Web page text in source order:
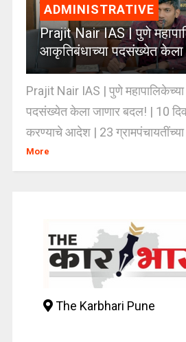
ADMINISTRATIVE
Prajit Nair IAS | पुणे
आकृतिबंधाच्या पदसंख्येत केला
Prajit Nair IAS | पुणे
पदसंख्येत केला जाणार बदल! | 10
करण्याचे आदेश | 23 ग्रामपंचायतींच्या
More
The Karbhari Pune